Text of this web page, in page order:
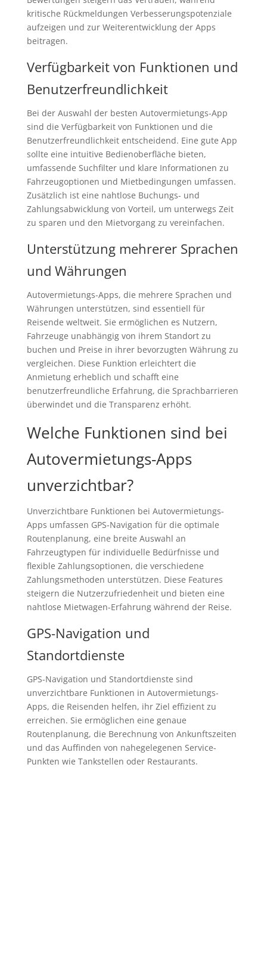
kritische Rückmeldungen Verbesserungspotenziale
aufzeigen und zur Weiterentwicklung der Apps
beitragen.
Verfügbarkeit von Funktionen und
Benutzerfreundlichkeit
Bei der Auswahl der besten Autovermietungs-App
sind die Verfügbarkeit von Funktionen und die
Benutzerfreundlichkeit entscheidend. Eine gute App
sollte eine intuitive Bedienoberfläche bieten,
umfassende Suchfilter und klare Informationen zu
Fahrzeugoptionen und Mietbedingungen umfassen.
Zusätzlich ist eine nahtlose Buchungs- und
Zahlungsabwicklung von Vorteil, um unterwegs Zeit
zu sparen und den Mietvorgang zu vereinfachen.
Unterstützung mehrerer Sprachen
und Währungen
Autovermietungs-Apps, die mehrere Sprachen und
Währungen unterstützen, sind essentiell für
Reisende weltweit. Sie ermöglichen es Nutzern,
Fahrzeuge unabhängig von ihrem Standort zu
buchen und Preise in ihrer bevorzugten Währung zu
vergleichen. Diese Funktion erleichtert die
Anmietung erheblich und schafft eine
benutzerfreundliche Erfahrung, die Sprachbarrieren
überwindet und die Transparenz erhöht.
Welche Funktionen sind bei
Autovermietungs-Apps
unverzichtbar?
Unverzichtbare Funktionen bei Autovermietungs-
Apps umfassen GPS-Navigation für die optimale
Routenplanung, eine breite Auswahl an
Fahrzeugtypen für individuelle Bedürfnisse und
flexible Zahlungsoptionen, die verschiedene
Zahlungsmethoden unterstützen. Diese Features
steigern die Nutzerzufriedenheit und bieten eine
nahtlose Mietwagen-Erfahrung während der Reise.
GPS-Navigation und
Standortdienste
GPS-Navigation und Standortdienste sind
unverzichtbare Funktionen in Autovermietungs-
Apps, die Reisenden helfen, ihr Ziel effizient zu
erreichen. Sie ermöglichen eine genaue
Routenplanung, die Berechnung von Ankunftszeiten
und das Auffinden von nahegelegenen Service-
Punkten wie Tankstellen oder Restaurants.